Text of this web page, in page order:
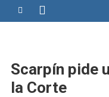
Scarpín pide
la Corte